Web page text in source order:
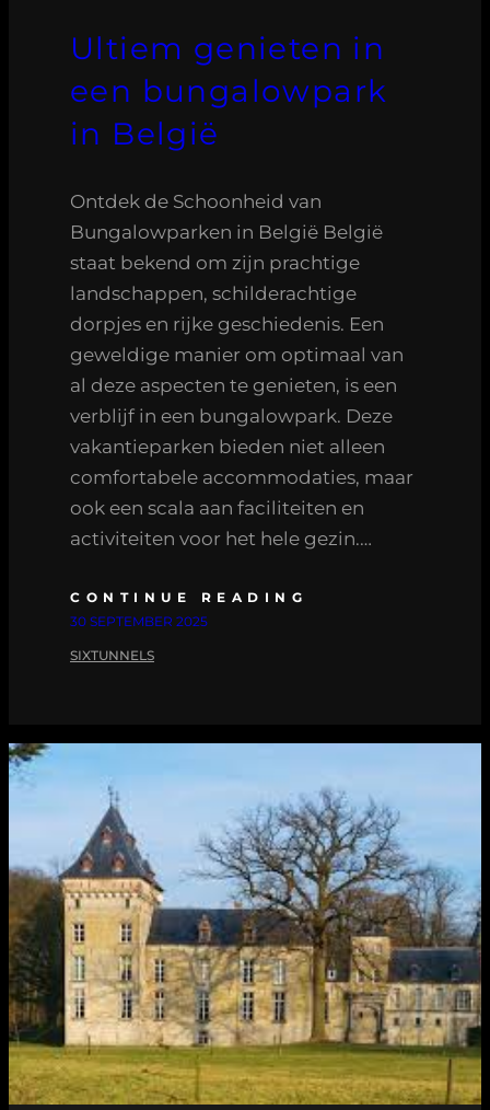
Ultiem genieten in
een bungalowpark
in België
Ontdek de Schoonheid van
Bungalowparken in België België
staat bekend om zijn prachtige
landschappen, schilderachtige
dorpjes en rijke geschiedenis. Een
geweldige manier om optimaal van
al deze aspecten te genieten, is een
verblijf in een bungalowpark. Deze
vakantieparken bieden niet alleen
comfortabele accommodaties, maar
ook een scala aan faciliteiten en
activiteiten voor het hele gezin.…
CONTINUE READING
30 SEPTEMBER 2025
SIXTUNNELS